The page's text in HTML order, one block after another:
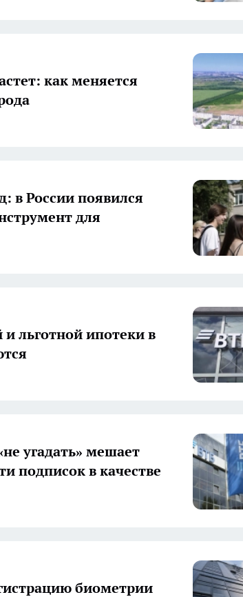
как меняется
в России появился
для
льготной ипотеки в
угадать» мешает
подписок в качестве
биометрии